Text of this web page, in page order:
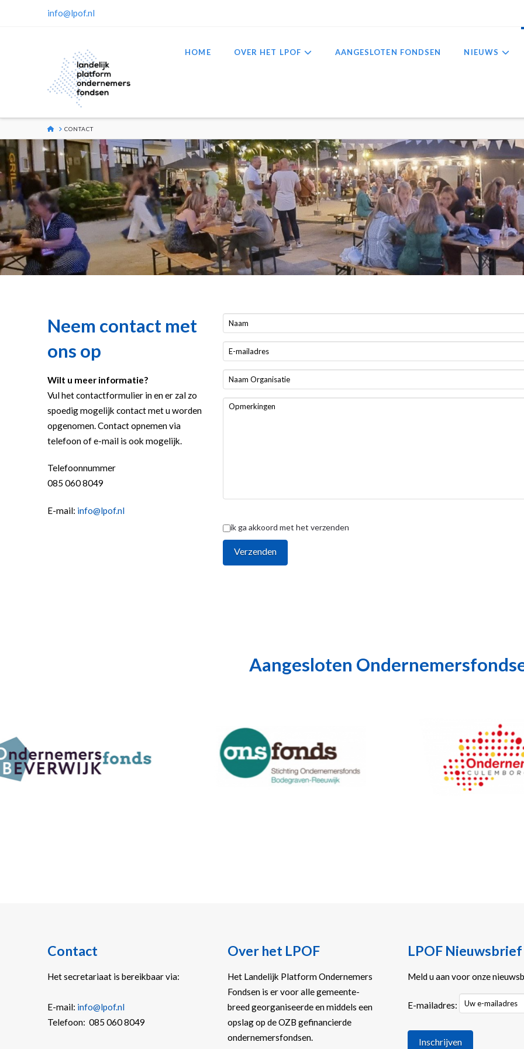
info@lpof.nl
HOME OVER HET LPOF AANGESLOTEN FONDSEN NIEUWS
HOMECONTACT
Neem contact met
ons op
Wilt u meer informatie?
Vul het contactformulier in en er zal zo
spoedig mogelijk contact met u worden
opgenomen. Contact opnemen via
telefoon of e-mail is ook mogelijk.
Telefoonnummer
085 060 8049
E-mail: info@lpof.nl
ik ga akkoord met het verzenden
Aangesloten
Contact
Het secretariaat is bereikbaar via:
E-mail: info@lpof.nl
Telefoon: 085 060 8049
Over het LPOF
Het Landelijk Platform Ondernemers
Fondsen is er voor alle gemeente-
breed georganiseerde en middels een
opslag op de OZB gefinancierde
ondernemersfondsen.
LPOF Nieuwsbrief
Meld u aan voor onze
E-mailadres: